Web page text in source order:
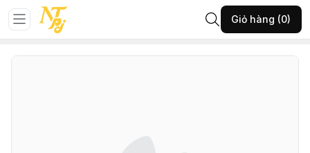
Giỏ hàng (0)
Trang chủ
20-VĐH-VĐ tóc đỏ 8li-(A120.16626)